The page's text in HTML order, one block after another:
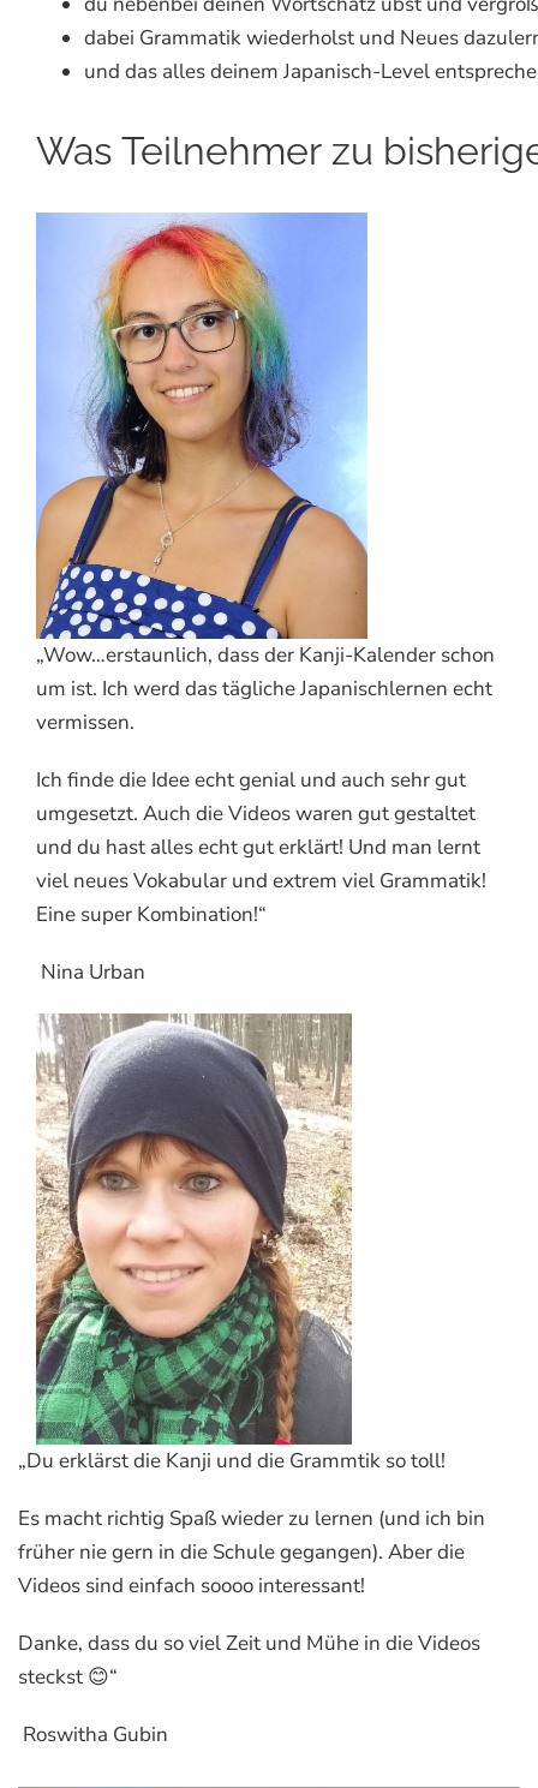
dabei Grammatik wiederholst und Neues
und das alles deinem Japanisch-Level
Was Teilnehmer zu
„Wow…erstaunlich, dass der Kanji-Kalender schon
um ist. Ich werd das tägliche Japanischlernen echt
vermissen.
Ich finde die Idee echt genial und auch sehr gut
umgesetzt. Auch die Videos waren gut gestaltet
und du hast alles echt gut erklärt! Und man lernt
viel neues Vokabular und extrem viel Grammatik!
Eine super Kombination!“
Nina Urban
„Du erklärst die Kanji und die Grammtik so toll!
Es macht richtig Spaß wieder zu lernen (und ich bin
früher nie gern in die Schule gegangen). Aber die
Videos sind einfach soooo interessant!
Danke, dass du so viel Zeit und Mühe in die Videos
steckst 😊“
Roswitha Gubin